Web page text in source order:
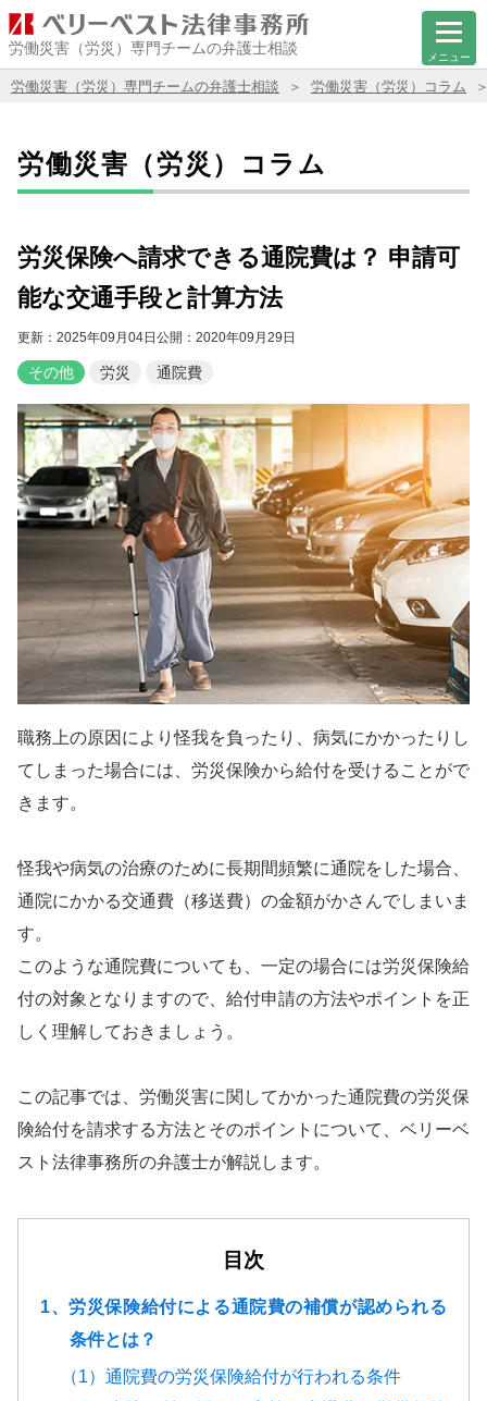
労働災害（労災）専門チームの弁護士相談
メニュー
労働災害（労災）専門チームの弁護士相談 労働災害（労災）コラム
労働災害（労災）コラム
労災保険へ請求できる通院費は？ 申請可
能な交通手段と計算方法
更新：2025年09月04日公開：2020年09月29日
その他 労災 通院費
職務上の原因により怪我を負ったり、病気にかかったりし
てしまった場合には、労災保険から給付を受けることがで
きます。
怪我や病気の治療のために長期間頻繁に通院をした場合、
通院にかかる交通費（移送費）の金額がかさんでしまいま
す。
このような通院費についても、一定の場合には労災保険給
付の対象となりますので、給付申請の方法やポイントを正
しく理解しておきましょう。
この記事では、労働災害に関してかかった通院費の労災保
険給付を請求する方法とそのポイントについて、ベリーベ
スト法律事務所の弁護士が解説します。
目次
1、労災保険給付による通院費の補償が認められる
条件とは？
（1）通院費の労災保険給付が行われる条件